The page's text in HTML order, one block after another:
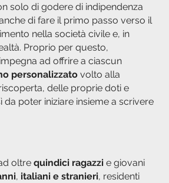
solo di godere di indipendenza
di fare il primo passo verso il
nella società civile e, in
Proprio per questo,
ad offrire a ciascun
personalizzato volto alla
delle proprie doti e
da poter iniziare insieme a scrivere
oltre quindici ragazzi e giovani
, italiani e stranieri, residenti